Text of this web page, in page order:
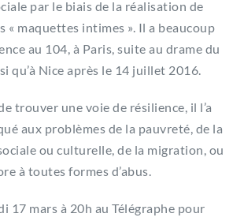
par le biais de la réalisation de
« maquettes intimes ». Il a beaucoup
au 104, à Paris, suite au drame du
qu’à Nice après le 14 juillet 2016.
trouver une voie de résilience, il l’a
aux problèmes de la pauvreté, de la
ou culturelle, de la migration, ou
à toutes formes d’abus.
17 mars à 20h au Télégraphe pour